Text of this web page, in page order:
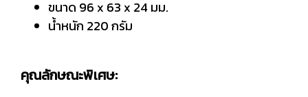
ขนาด 96 x 63 x 24 มม.
น้ำหนัก 220 กรัม
คุณลักษณะพิเศษ: